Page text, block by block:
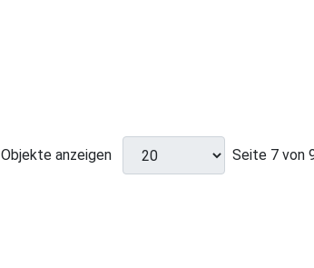
Objekte anzeigen Seite 7 von